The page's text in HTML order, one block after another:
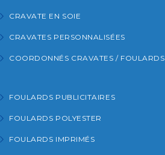
CRAVATE EN SOIE
CRAVATES PERSONNALISÉES
COORDONNÉS CRAVATES / FOULARDS
FOULARDS PUBLICITAIRES
FOULARDS POLYESTER
FOULARDS IMPRIMÉS